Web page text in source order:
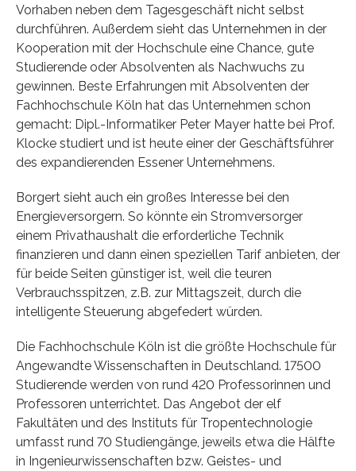
Vorhaben neben dem Tagesgeschäft nicht selbst
durchführen. Außerdem sieht das Unternehmen in der
Kooperation mit der Hochschule eine Chance, gute
Studierende oder Absolventen als Nachwuchs zu
gewinnen. Beste Erfahrungen mit Absolventen der
Fachhochschule Köln hat das Unternehmen schon
gemacht: Dipl.-Informatiker Peter Mayer hatte bei Prof.
Klocke studiert und ist heute einer der Geschäftsführer
des expandierenden Essener Unternehmens.
Borgert sieht auch ein großes Interesse bei den
Energieversorgern. So könnte ein Stromversorger
einem Privathaushalt die erforderliche Technik
finanzieren und dann einen speziellen Tarif anbieten, der
für beide Seiten günstiger ist, weil die teuren
Verbrauchsspitzen, z.B. zur Mittagszeit, durch die
intelligente Steuerung abgefedert würden.
Die Fachhochschule Köln ist die größte Hochschule für
Angewandte Wissenschaften in Deutschland. 17500
Studierende werden von rund 420 Professorinnen und
Professoren unterrichtet. Das Angebot der elf
Fakultäten und des Instituts für Tropentechnologie
umfasst rund 70 Studiengänge, jeweils etwa die Hälfte
in Ingenieurwissenschaften bzw. Geistes- und